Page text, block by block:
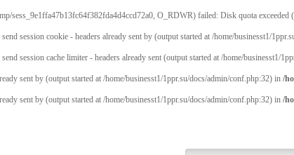
sess_9e1ffa47b13fc64f382fda4d4ccd72a0, O_RDWR) failed: Disk quota exceeded
session cookie - headers already sent by (output started at /home/businesst1/
session cache limiter - headers already sent (output started at /home/businesst1/
sent by (output started at /home/businesst1/1ppr.su/docs/admin/conf.php:32) in /
sent by (output started at /home/businesst1/1ppr.su/docs/admin/conf.php:32) in /